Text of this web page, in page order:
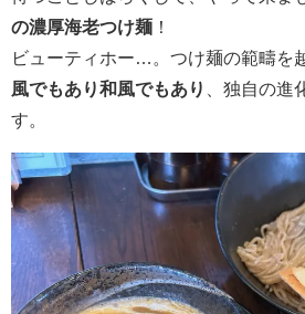
の濃厚海老つけ麺 ！
ビューティホー…。つけ麺の範疇を
風でもあり和風でもあり
、独自の進
す。